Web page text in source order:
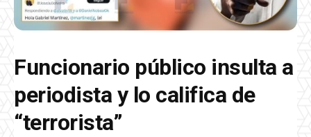
Funcionario público insulta a
periodista y lo califica de
“terrorista”